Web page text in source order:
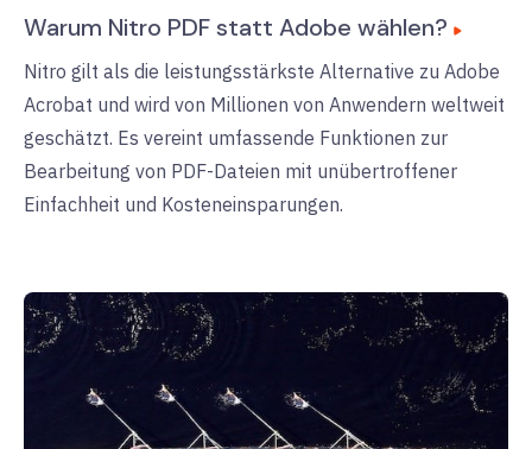
Warum Nitro PDF statt Adobe wählen?
Nitro gilt als die leistungsstärkste Alternative zu Adobe
Acrobat und wird von Millionen von Anwendern weltweit
geschätzt. Es vereint umfassende Funktionen zur
Bearbeitung von PDF-Dateien mit unübertroffener
Einfachheit und Kosteneinsparungen.